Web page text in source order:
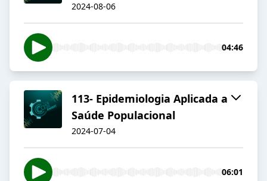
2024-08-06
04:46
113- Epidemiologia Aplicada a
Saúde Populacional
2024-07-04
06:01